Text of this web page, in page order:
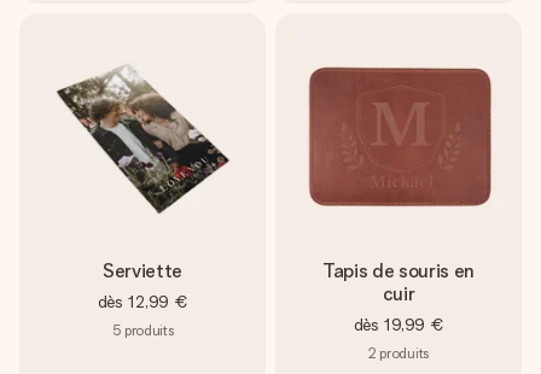
Serviette
dès 12,99 €
5 produits
Tapis de souris en
cuir
dès 19,99 €
2 produits